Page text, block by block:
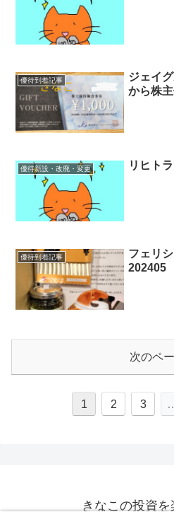
優待到着記事
ジェイ
から株
優待新設・改廃・変更 リヒト
優待到着記事
フェリ
202405
次のペ
1 2 3
きなこの投資